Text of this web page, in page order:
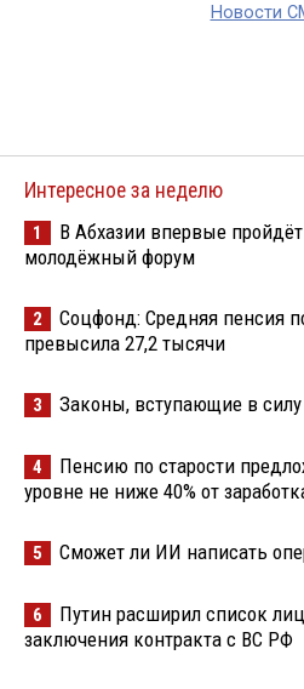
Новости
Интересное за неделю
1
В Абхазии впервые
молодёжный форум
2
Соцфонд: Средняя пенсия
превысила 27,2 тысячи
3 Законы, вступающие в силу
4
Пенсию по старости
уровне не ниже 40% от
5 Сможет ли ИИ написать
6
Путин расширил список
заключения контракта с ВС РФ